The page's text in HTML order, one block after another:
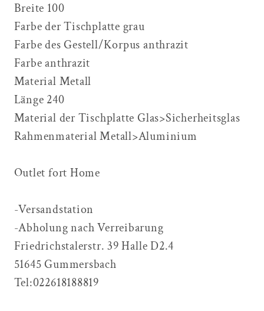
Breite 100
Farbe der Tischplatte grau
Farbe des Gestell/Korpus anthrazit
Farbeanthrazit
Material Metall
Länge 240
Material der Tischplatte Glas>Sicherheitsglas
RahmenmaterialMetall>Aluminium
Outlet fort Home
-Versandstation
-Abholung nach Verreibarung
Friedrichstalerstr. 39 Halle D2.4
51645 Gummersbach
Tel:022618188819